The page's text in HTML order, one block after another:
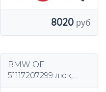
8020
BMW OE
51117207299 люк,